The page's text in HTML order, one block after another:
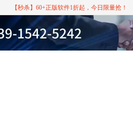
【秒杀】60+正版软件1折起，今日限量抢！